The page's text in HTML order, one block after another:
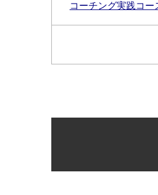
コーチング実践コー